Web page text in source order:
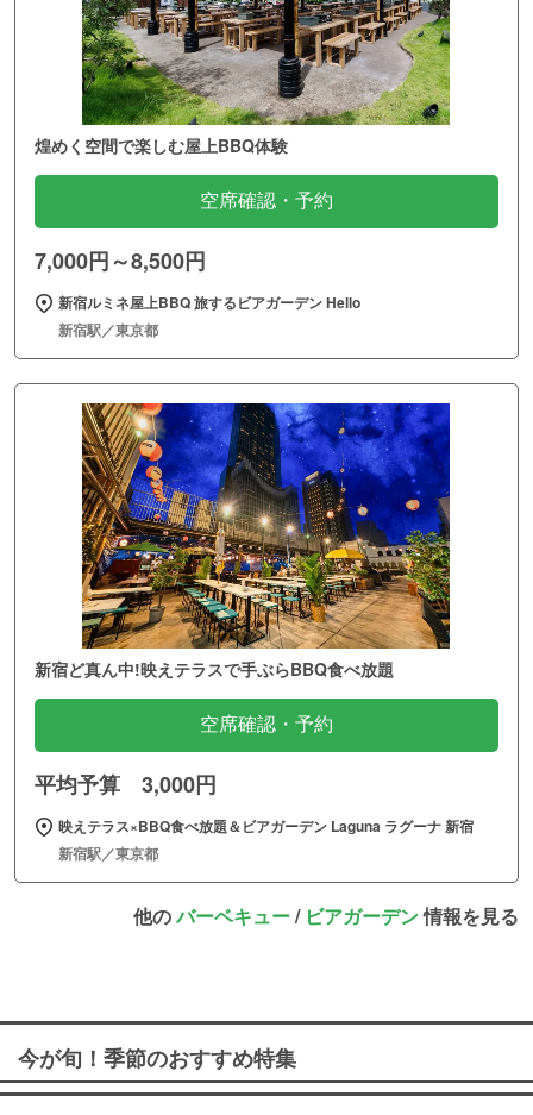
煌めく空間で楽しむ屋上BBQ体験
空席確認・予約
7,000円～8,500円
新宿ルミネ屋上BBQ 旅するビアガーデン Hello
新宿駅／東京都
新宿ど真ん中!映えテラスで手ぶらBBQ食べ放題
空席確認・予約
平均予算 3,000円
映えテラス×BBQ食べ放題＆ビアガーデン Laguna ラグーナ 新宿
新宿駅／東京都
他のバーベキュー/ ビアガーデン情報を見る
今が旬！季節のおすすめ特集